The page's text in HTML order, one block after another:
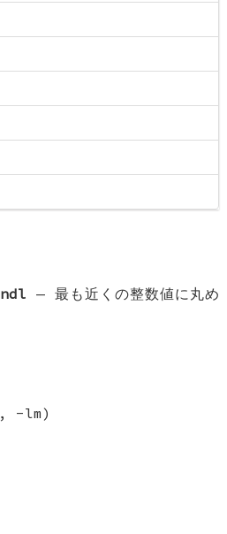
—最も近くの整数値に丸め
-lm)